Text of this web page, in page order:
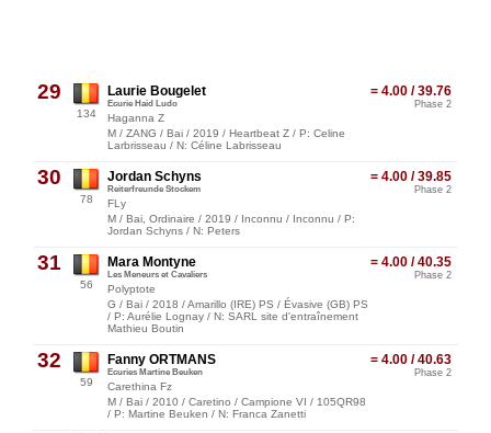
29
134
= 4.00 / 39.76
Phase 2
Laurie Bougelet
Ecurie Haid Ludo
Haganna Z
M / ZANG / Bai / 2019 / Heartbeat Z / P: Celine
Larbrisseau / N: Céline Labrisseau
30
78
= 4.00 / 39.85
Phase 2
Jordan Schyns
Reiterfreunde Stockem
FLy
M / Bai, Ordinaire / 2019 / Inconnu / Inconnu / P:
Jordan Schyns / N: Peters
31
56
= 4.00 / 40.35
Phase 2
Mara Montyne
Les Meneurs et Cavaliers
Polyptote
G / Bai / 2018 / Amarillo (IRE) PS / Évasive (GB) PS
/ P: Aurélie Lognay / N: SARL site d'entraînement
Mathieu Boutin
32
59
= 4.00 / 40.63
Phase 2
Fanny ORTMANS
Ecuries Martine Beuken
Carethina Fz
M / Bai / 2010 / Caretino / Campione VI / 105QR98
/ P: Martine Beuken / N: Franca Zanetti